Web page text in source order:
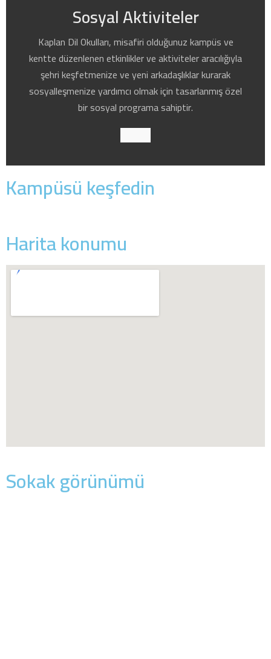
Sosyal Aktiviteler
Kaplan Dil Okulları, misafiri olduğunuz kampüs ve
kentte düzenlenen etkinlikler ve aktiviteler aracılığıyla
şehri keşfetmenize ve yeni arkadaşlıklar kurarak
sosyalleşmenize yardımcı olmak için tasarlanmış özel
bir sosyal programa sahiptir.
Kampüsü keşfedin
Harita konumu
Sokak görünümü